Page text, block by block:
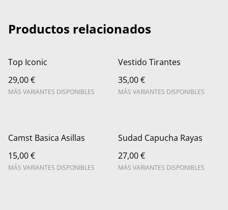
Productos relacionados
Top Iconic
29,00 €
MÁS VARIANTES DISPONIBLES
Vestido Tirantes
35,00 €
MÁS VARIANTES DISPONIBLES
Camst Basica Asillas
15,00 €
MÁS VARIANTES DISPONIBLES
Sudad Capucha Rayas
27,00 €
MÁS VARIANTES DISPONIBLES